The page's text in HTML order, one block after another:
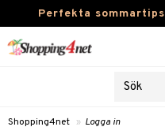
Perfekta sommartips
Kontaktlinser
Shopping4net » Logga in